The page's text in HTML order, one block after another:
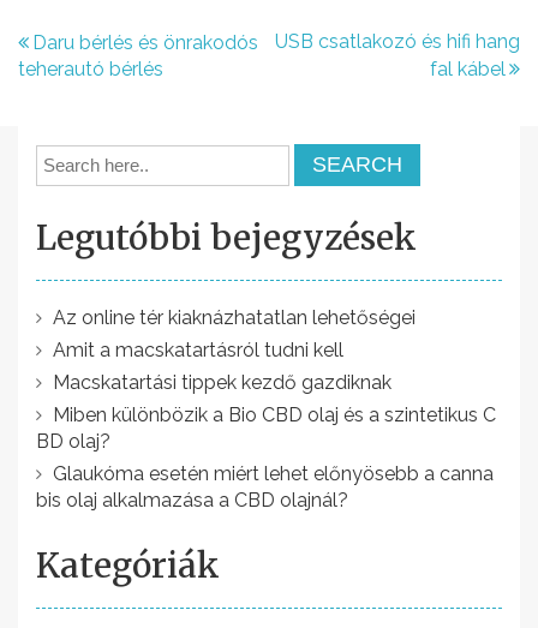
B
e
y
n
v
g
á
Daru bérlés és önrakodós
teherautó bérlés
USB csatlakozó és hifi hang
fal kábel
Legutóbbi bejegyzések
Az online tér kiaknázhatatlan lehetőségei
Amit a macskatartásról tudni kell
Macskatartási tippek kezdő gazdiknak
Miben különbözik a Bio CBD olaj és a szintetikus C
BD olaj?
Glaukóma esetén miért lehet előnyösebb a canna
bis olaj alkalmazása a CBD olajnál?
Kategóriák